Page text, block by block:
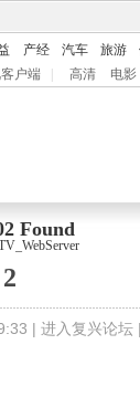
产经 汽车 旅游
户端 高清 电影
Found
| 进入复兴论坛